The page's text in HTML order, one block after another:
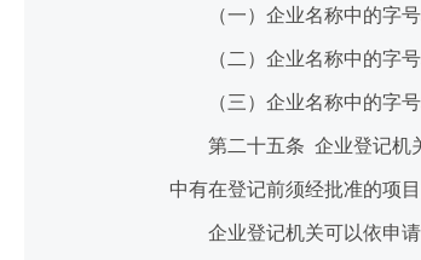
（一）企业名称中的字号
（二）企业名称中的字号
（三）企业名称中的字号
第二十五条 企业登记机关
中有在登记前须经批准的项
企业登记机关可以依申请